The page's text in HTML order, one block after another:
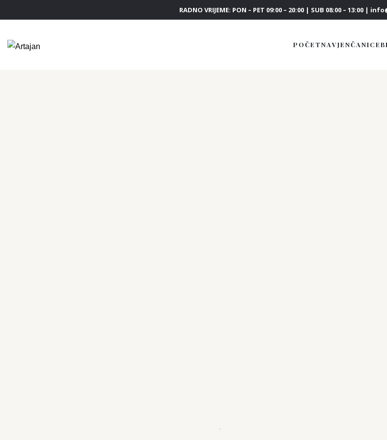
RADNO VRIJEME: PON – PET 09:00 – 20:00 | SUB 08:00 – 13:00 |
POČETNAVJENČANICE